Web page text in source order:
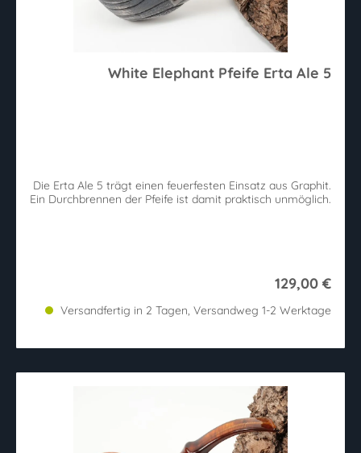
White Elephant Pfeife Erta Ale 5
Die Erta Ale 5 trägt einen feuerfesten Einsatz aus Graphit.
Ein Durchbrennen der Pfeife ist damit praktisch unmöglich.
129,00 €
Versandfertig in 2 Tagen, Versandweg 1-2 Werktage